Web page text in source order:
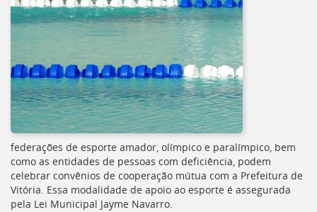
federações de esporte amador, olímpico e paralímpico, bem
como as entidades de pessoas com deficiência, podem
celebrar convênios de cooperação mútua com a Prefeitura de
Vitória. Essa modalidade de apoio ao esporte é assegurada
pela Lei Municipal Jayme Navarro.